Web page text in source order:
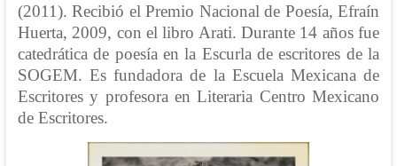
(2011). Recibió el Premio Nacional de Poesía, Efraín
Huerta, 2009, con el libro Arati. Durante 14 años fue
catedrática de poesía en la Escurla de escritores de la
SOGEM. Es fundadora de la Escuela Mexicana de
Escritores y profesora en Literaria Centro Mexicano
de Escritores.